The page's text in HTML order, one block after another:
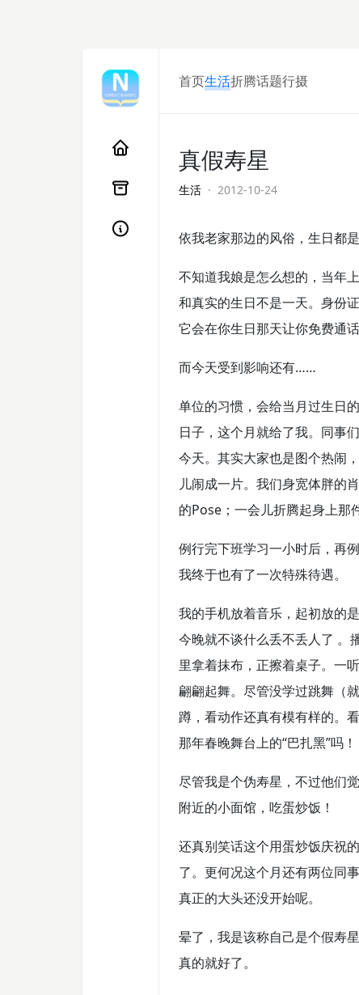
首页生活折腾话题行摄
真假寿星
生活 · 2012-10-24
依我老家那边的风俗，生日都是
不知道我娘是怎么想的，当年
和真实的生日不是一天。身份
它会在你生日那天让你免费通
而今天受到影响还有……
单位的习惯，会给当月过生日
日子，这个月就给了我。同事
今天。其实大家也是图个热闹
儿闹成一片。我们身宽体胖的
的Pose；一会儿折腾起身上那
例行完下班学习一小时后，再
我终于也有了一次特殊待遇。
我的手机放着音乐，起初放的
今晚就不谈什么丢不丢人了 。
里拿着抹布，正擦着桌子。一
翩翩起舞。尽管没学过跳舞（
蹲，看动作还真有模有样的。
那年春晚舞台上的“巴扎黑”吗！
尽管我是个伪寿星，不过他们
附近的小面馆，吃蛋炒饭！
还真别笑话这个用蛋炒饭庆祝
了。更何况这个月还有两位同
真正的大头还没开始呢。
晕了，我是该称自己是个假寿
真的就好了。